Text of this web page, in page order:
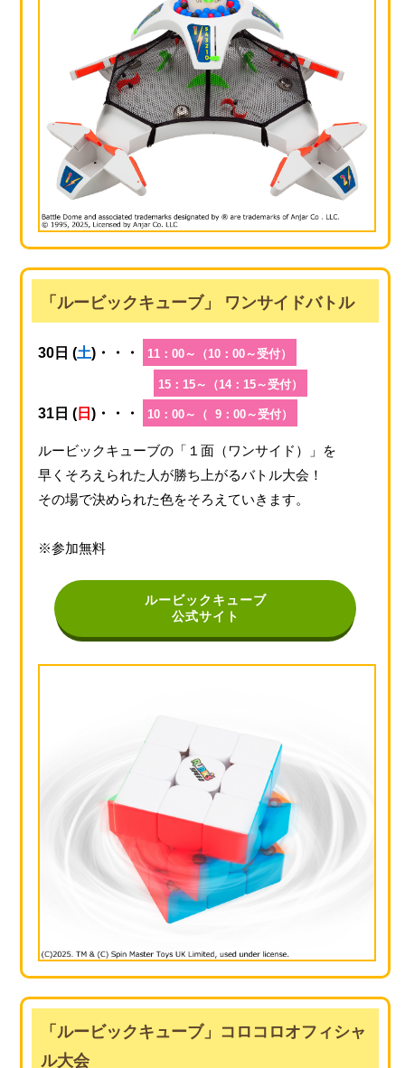
「ルービックキューブ」 ワンサイドバトル
30日 (土)・・・ 11：00～（10：00～受付）
15：15～（14：15～受付）
31日 (日 )・・・ 10：00～（ 9：00～受付）
ルービックキューブの「１面（ワンサイド）」を
早くそろえられた人が勝ち上がるバトル大会！
その場で決められた色をそろえていきます。
※参加無料
ルービックキューブ
公式サイト
「ルービックキューブ」コロコロオフィシャ
ル大会